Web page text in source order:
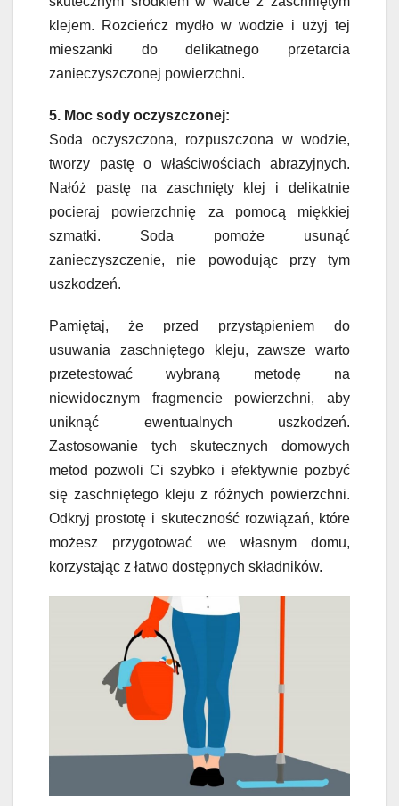
klejem. Rozcieńcz mydło w wodzie i użyj tej
mieszanki do delikatnego przetarcia
zanieczyszczonej powierzchni.
5. Moc sody oczyszczonej:
Soda oczyszczona, rozpuszczona w wodzie,
tworzy pastę o właściwościach abrazyjnych.
Nałóż pastę na zaschnięty klej i delikatnie
pocieraj powierzchnię za pomocą miękkiej
szmatki. Soda pomoże usunąć
zanieczyszczenie, nie powodując przy tym
uszkodzeń.
Pamiętaj, że przed przystąpieniem do
usuwania zaschniętego kleju, zawsze warto
przetestować wybraną metodę na
niewidocznym fragmencie powierzchni, aby
uniknąć ewentualnych uszkodzeń.
Zastosowanie tych skutecznych domowych
metod pozwoli Ci szybko i efektywnie pozbyć
się zaschniętego kleju z różnych powierzchni.
Odkryj prostotę i skuteczność rozwiązań, które
możesz przygotować we własnym domu,
korzystając z łatwo dostępnych składników.